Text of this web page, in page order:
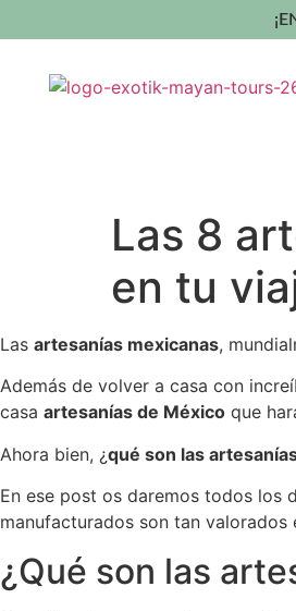
Las 8
en tu
Las artesanías mexicanas,
Además de volver a casa con
casa artesanías de México que
Ahora bien, ¿qué son las
En ese post os daremos todos los
manufacturados son tan valorados
¿Qué son las